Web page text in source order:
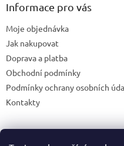
Informace pro vás
Moje objednávka
Jak nakupovat
Doprava a platba
Obchodní podmínky
Podmínky ochrany osobních
Kontakty